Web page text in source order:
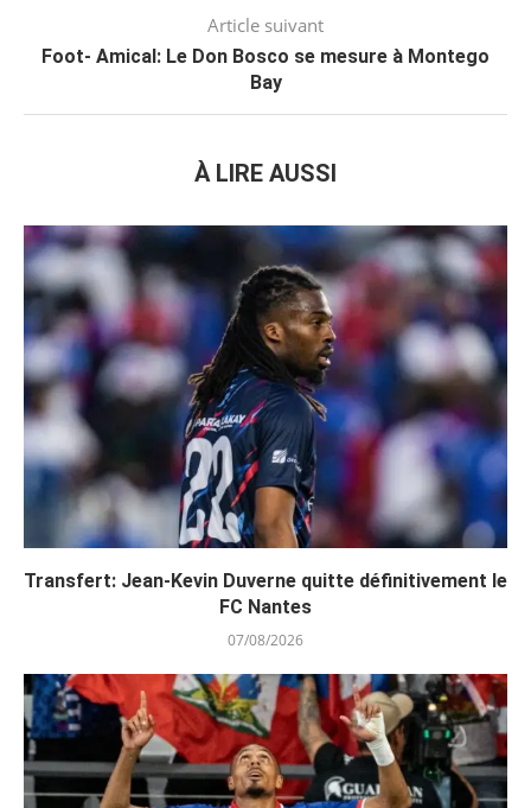
Article suivant
Foot- Amical: Le Don Bosco se mesure à Montego
Bay
À LIRE AUSSI
Transfert: Jean-Kevin Duverne quitte définitivement le
FC Nantes
07/08/2026